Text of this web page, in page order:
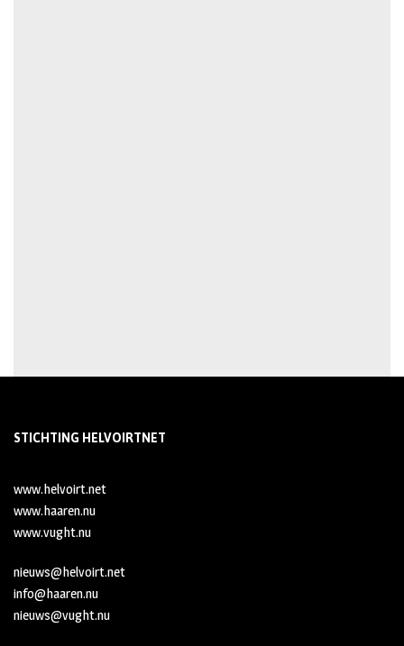
STICHTING HELVOIRTNET
www.helvoirt.net
www.haaren.nu
www.vught.nu
nieuws@helvoirt.net
info@haaren.nu
nieuws@vught.nu